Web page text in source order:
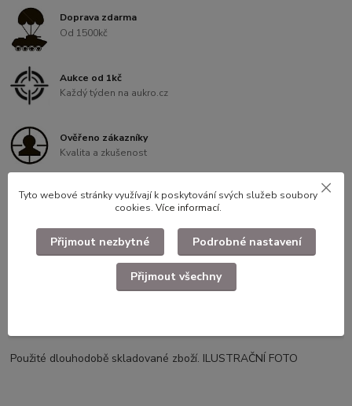
Doprava zdarma
Od 1500kč
Aukce od 1kč
Každý týden na aukro.cz
Ověřeno zákazníky
Kvalita a zkušenost
Věrnostní program
Slevy pro registrované
Použité dlouhodobě skladované zboží. ILUSTRAČNÍ FOTO
Tyto webové stránky využívají k poskytování svých služeb soubory
cookies. Více informací.
Přijmout nezbytné Podrobné nastavení
Přijmout všechny